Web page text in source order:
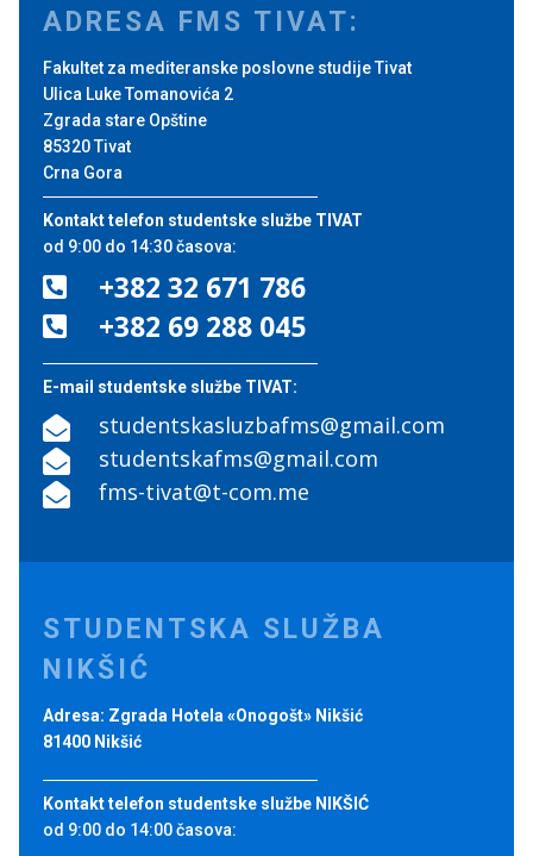
ADRESA FMS TIVAT:
Fakultet za mediteranske poslovne studije Tivat
Ulica Luke Tomanovića 2
Zgrada stare Opštine
85320 Tivat
Crna Gora
Kontakt telefon studentske službe TIVAT
od 9:00 do 14:30 časova:
 +382 32 671 786
 +382 69 288 045
E-mail studentske službe TIVAT:
 studentskasluzbafms@gmail.com
 studentskafms@gmail.com
 fms-tivat@t-com.me
STUDENTSKA SLUŽBA
NIKŠIĆ
Adresa: Zgrada Hotela «Onogošt» Nikšić
81400 Nikšić
Kontakt telefon studentske službe NIKŠIĆ
od 9:00 do 14:00 časova: